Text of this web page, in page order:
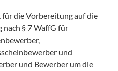
die Vorbereitung auf die
nach § 7 WaffG für
und
und Bewerber um die